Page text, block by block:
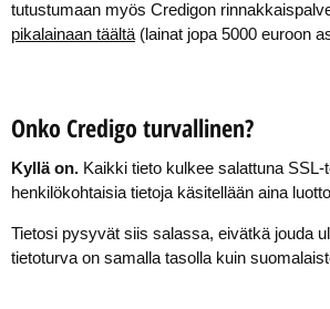
tutustumaan myös Credigon
pikalainaan täältä (lainat jopa 5000 euroon
Onko Credigo turvallinen?
Kyllä on. Kaikki tieto kulkee salattuna
henkilökohtaisia tietoja käsitellään aina
Tietosi pysyvät siis salassa, eivätkä jouda
tietoturva on samalla tasolla kuin